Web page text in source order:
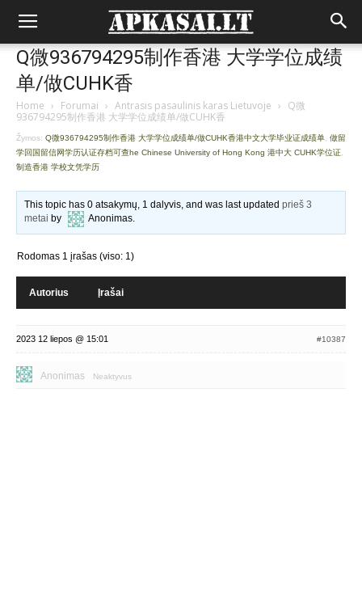
Q微936794295制作香港 大学学位成绩
单/做CUHK香
Home › Forumai › Antrasis pasaulinis karas Lietuvoje › Q微
936794295制作香港 大学学位成绩单/做CUHK香
Žymos: Q微936794295制作香港 大学学位成绩单/做CUHK香港中文大学毕业证成绩单 做留
学回国留信网学历认证存档可查he Chinese University of Hong Kong 港中大 CUHK学位证
制造香港 学校文凭学历
This topic has 0 atsakymų, 1 dalyvis, and was last updatedprieš 3
metai by Anonimas.
Rodomas 1 įrašas (viso: 1)
Autorius Įrašai
2023 12 liepos @ 15:01 #10387
Anonimas Neaktyvus